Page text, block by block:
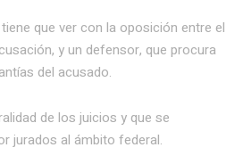
tiene que ver con la oposición entre el
y un defensor, que procura
del acusado.
de los juicios y que se
jurados al ámbito federal.